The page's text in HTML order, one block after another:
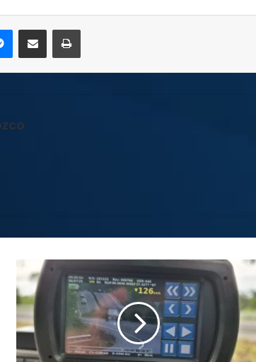
MessengerCompartir por correo electrónicoImprimir
mitad
de
los
accidentes
carretera